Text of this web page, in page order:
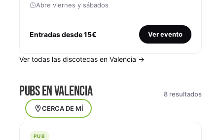
Abre viernes y sábados
Entradas desde 15€ Ver evento
Ver todas las discotecas en Valencia →
PUBS EN VALENCIA
8 resultados
CERCA DE MÍ
PUB
PUB